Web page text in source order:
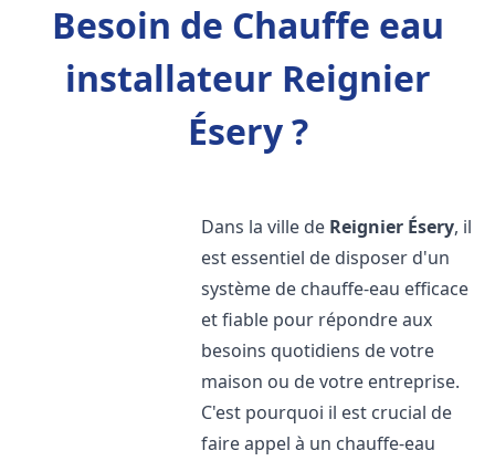
Besoin de Chauffe eau
installateur Reignier
Ésery ?
Dans la ville de Reignier Ésery, il
est essentiel de disposer d'un
système de chauffe-eau efficace
et fiable pour répondre aux
besoins quotidiens de votre
maison ou de votre entreprise.
C'est pourquoi il est crucial de
faire appel à un chauffe-eau